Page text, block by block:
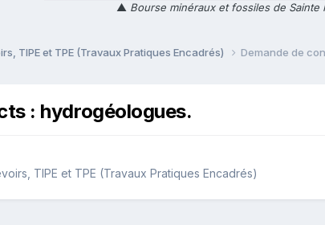
▲ Bourse minéraux et fossiles de
TIPE et TPE (Travaux Pratiques Encadrés) Demande de
: hydrogéologues.
TIPE et TPE (Travaux Pratiques Encadrés)